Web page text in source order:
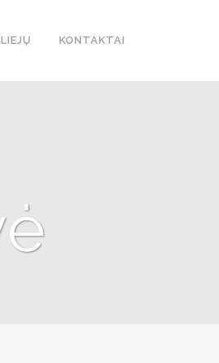
KONTAKTAI